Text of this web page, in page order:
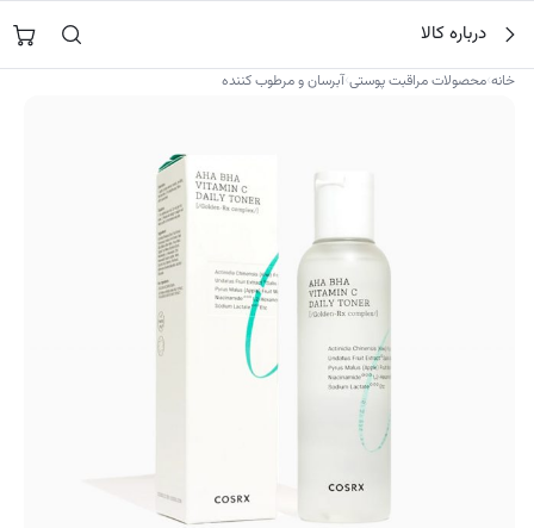
محتوا
جستجو در
درباره کالا
خانه›محصولات مراقبت پوستی›آبرسان و مرطوب کننده